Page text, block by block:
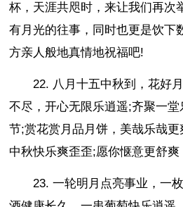
杯，天涯共咫时，来让我们再次
有月光的往事，同时也更是饮下
方亲人般地真情地祝福吧!
22. 八月十五中秋到，花好
不尽，开心无限乐逍遥;齐聚一
节;赏花赏月品月饼，美哉乐哉更
中秋快乐爽歪歪;愿你惬意更舒
23. 一轮明月点亮事业，一